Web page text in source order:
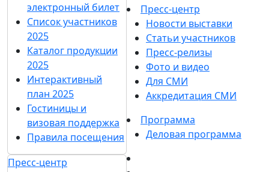
электронный билет
Список участников
2025
Каталог продукции
2025
Интерактивный
план 2025
Гостиницы и
визовая поддержка
Правила посещения
Пресс-центр
Пресс-центр
Новости выставки
Статьи участников
Пресс-релизы
Фото и видео
Для СМИ
Аккредитация СМИ
Программа
Деловая программа